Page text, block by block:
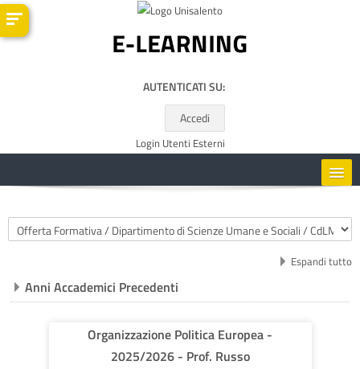
Vai al contenuto principale
AUTENTICATI SU:
Accedi
Login Utenti Esterni
RISORSE UTILI
Cerca
Categorie di corso
Espandi tutto
Anni Accademici Precedenti
Organizzazione Politica Europea -
2025/2026 - Prof. Russo